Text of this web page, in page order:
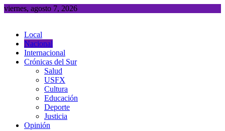
Saltar
viernes, agosto 7, 2026
Local
Nacional
Internacional
Crónicas del Sur
Salud
USFX
Cultura
Educación
Deporte
Justicia
Opinión